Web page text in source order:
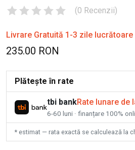
(0 Recenzii)
Livrare Gratuită 1-3 zile lucrătoare
235.00 RON
Plătește în rate
tbi bankRate lunare de
6-60 luni · finanțare 100%
* estimat — rata exactă se calculează la